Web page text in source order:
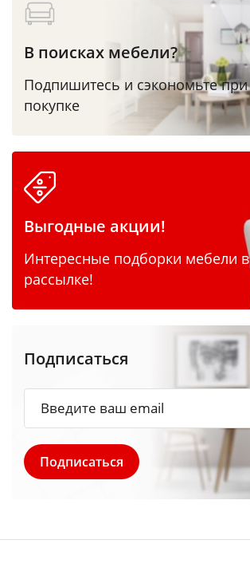
В поисках мебели?
Подпишитесь и сэкономьте при
покупке
Выгодные акции!
Интересные подборки мебели в
рассылке!
Подписаться